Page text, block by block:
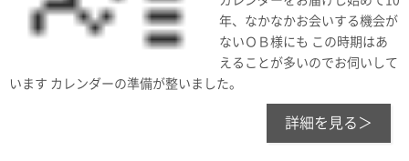
年、なかなかお会いする機会が
ないＯＢ様にも この時期はあ
えることが多いのでお伺いして
います カレンダーの準備が整いました。
詳細を見る＞